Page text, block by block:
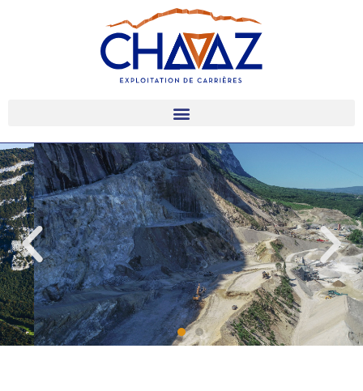
CHAVAZ PÈRE ET FILS
CARRIERES AU SALÈVE